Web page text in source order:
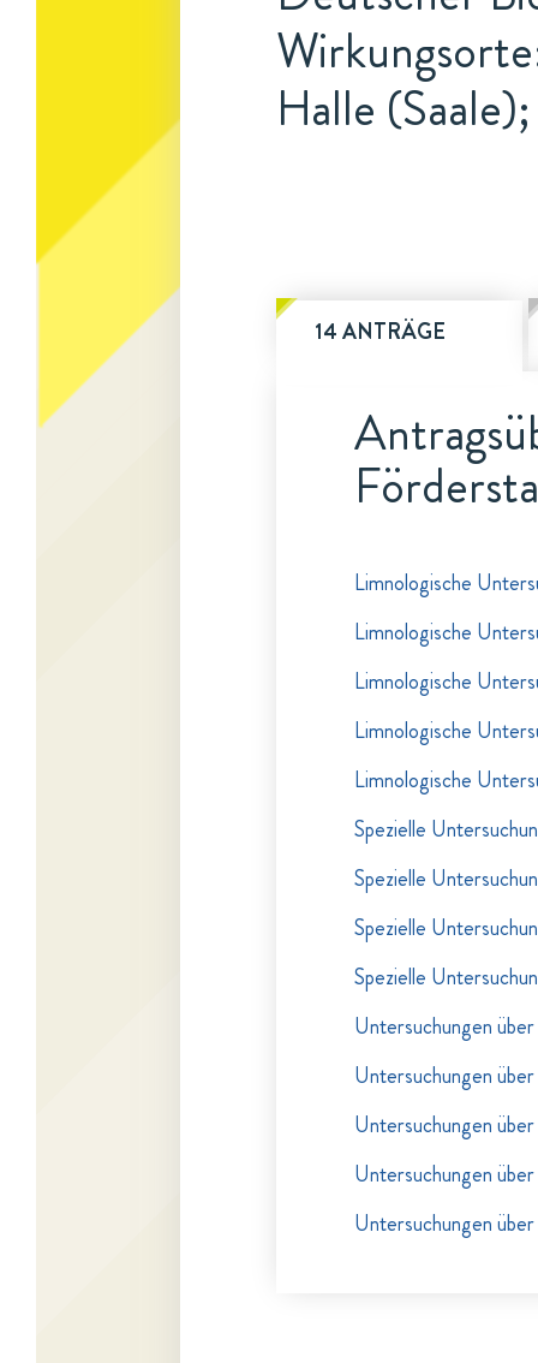
Halle
14 ANTRÄGE
Limnologische
Limnologische
Limnologische
Limnologische
Limnologische
Spezielle
Spezielle
Spezielle
Spezielle
Untersuchungen
Untersuchungen
Untersuchungen
Untersuchungen
Untersuchungen über